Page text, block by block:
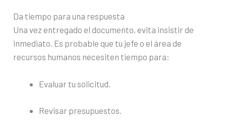
Da tiempo para una respuesta
Una vez entregado el documento, evita insistir de
inmediato. Es probable que tu jefe o el área de
recursos humanos necesiten tiempo para:
Evaluar tu solicitud.
Revisar presupuestos.